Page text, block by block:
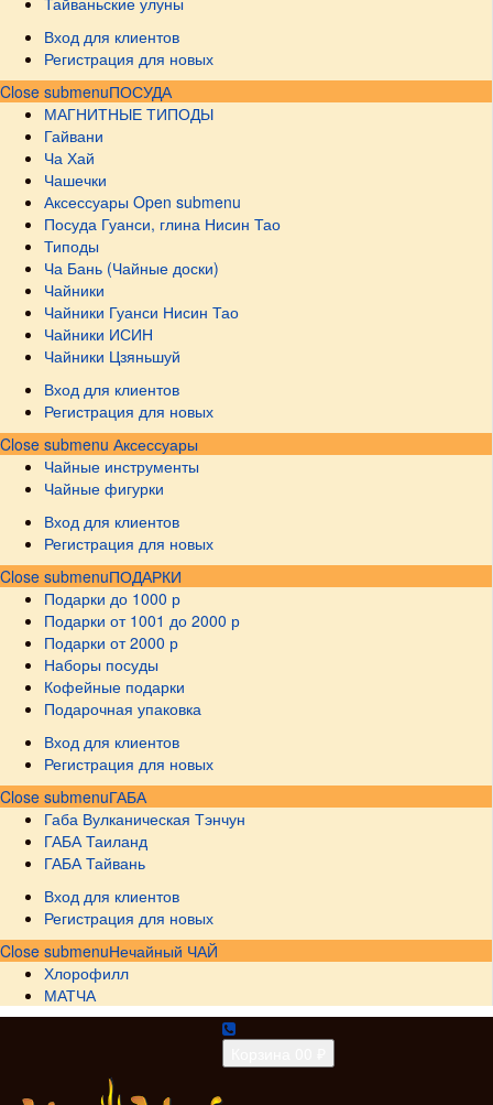
Вход для клиентов
Регистрация для новых
Close submenuПОСУДА
МАГНИТНЫЕ ТИПОДЫ
Гайвани
Ча Хай
Чашечки
Аксессуары Open submenu
Посуда Гуанси, глина Нисин Тао
Типоды
Ча Бань (Чайные доски)
Чайники
Чайники Гуанси Нисин Тао
Чайники ИСИН
Чайники Цзяньшуй
Вход для клиентов
Регистрация для новых
Close submenu Аксессуары
Чайные инструменты
Чайные фигурки
Вход для клиентов
Регистрация для новых
Close submenuПОДАРКИ
Подарки до 1000 р
Подарки от 1001 до 2000 р
Подарки от 2000 р
Наборы посуды
Кофейные подарки
Подарочная упаковка
Вход для клиентов
Регистрация для новых
Close submenuГАБА
Габа Вулканическая Тэнчун
ГАБА Таиланд
ГАБА Тайвань
Вход для клиентов
Регистрация для новых
Close submenuНечайный ЧАЙ
Хлорофилл
МАТЧА